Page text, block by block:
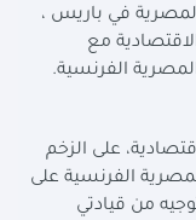
في باريس ،
مع
الفرنسية.
على الزخم
الفرنسية على
من قيادتي